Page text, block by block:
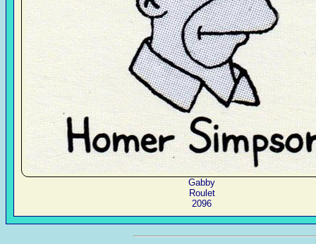
Gabby
Roulet
2096